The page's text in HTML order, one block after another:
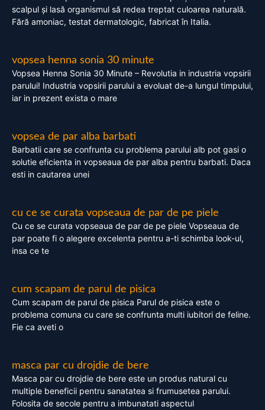
scalpul și lasă organismul să redea treptat culoarea naturală.
Fără amoniac, testat dermatologic, fabricat în Italia.
vopsea henna sonia 30 minute
Vopsea Henna Sonia 30 Minute – Revolutia in industria vopsirii
parului! Industria vopsirii parului a evoluat de-a lungul timpului,
iar in prezent exista o mare
vopsea de par alba barbati
Barbatii care se confrunta cu problema parului alb pot gasi o
solutie eficienta in vopseaua de par alba pentru barbati. Daca
esti in cautarea unei
cu ce se curata vopseaua de par de pe piele
Cu ce se curata vopseaua de par de pe piele Vopseaua de
par poate fi o alegere excelenta pentru a-ti schimba look-ul,
insa ce te
cum scapam de parul de pisica
Cum scapam de parul de pisica Parul de pisica este o
problema comuna cu care se confrunta multi iubitori de feline.
Fie ca aveti o
masca par cu drojdie de bere
Masca par cu drojdie de bere este un produs natural cu
multiple beneficii pentru sanatatea si frumusetea parului.
Folosita de secole pentru a imbunatati aspectul